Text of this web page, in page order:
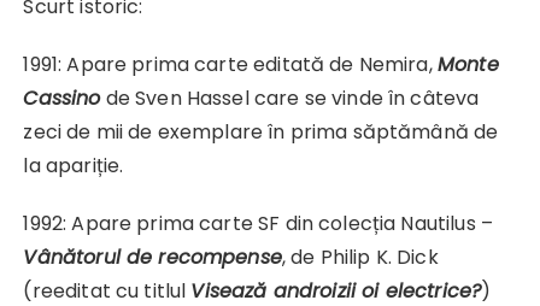
Scurt istoric:
1991: Apare prima carte editată de Nemira,Monte
Cassinode Sven Hassel care se vinde în câteva
zeci de mii de exemplare în prima săptămână de
la apariție.
1992: Apare prima carte SF din colecția Nautilus –
Vânătorul de recompense, de Philip K. Dick
(reeditat cu titlul Visează androizii oi electrice?)